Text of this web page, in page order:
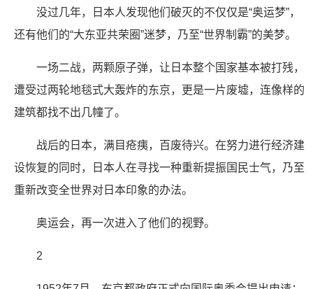
没过几年，日本人发现他们破灭的不仅仅是“奥运梦”，
还有他们的“大东亚共荣圈”迷梦，乃至“世界制霸”的美梦。
一场二战，两颗原子弹，让日本整个国家基本被打残，
遭受过两轮地毯式大轰炸的东京，更是一片废墟，连像样的
建筑都找不出几幢了。
战后的日本，满目疮痍，百废待兴。在努力进行经济建
设恢复的同时，日本人在寻找一种重新提振国民士气，乃至
重新改变全世界对日本印象的办法。
奥运会，再一次进入了他们的视野。
2